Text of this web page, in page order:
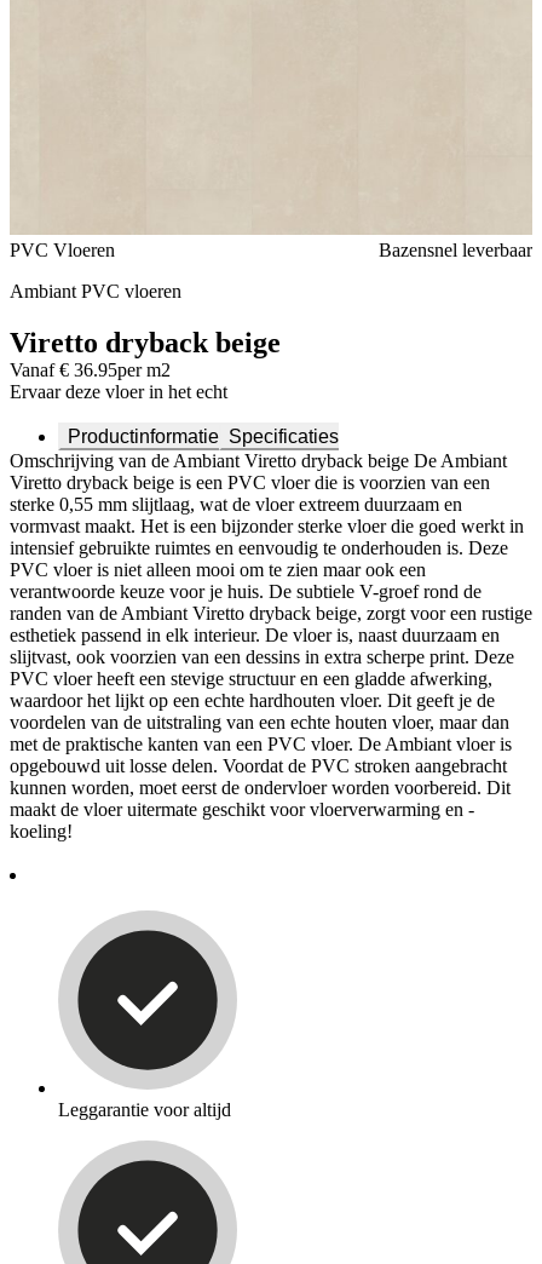
Voeg toe of verwijder Viretto dryback beige uit je favorieten
PVC Vloeren
Bazensnel leverbaar
Ambiant PVC vloeren
Viretto dryback beige
Vanaf € 36.95per m2
Ervaar deze vloer in het echt
Productinformatie Specificaties
Omschrijving van de Ambiant Viretto dryback beige De Ambiant
Viretto dryback beige is een PVC vloer die is voorzien van een
sterke 0,55 mm slijtlaag, wat de vloer extreem duurzaam en
vormvast maakt. Het is een bijzonder sterke vloer die goed werkt in
intensief gebruikte ruimtes en eenvoudig te onderhouden is. Deze
PVC vloer is niet alleen mooi om te zien maar ook een
verantwoorde keuze voor je huis. De subtiele V-groef rond de
randen van de Ambiant Viretto dryback beige, zorgt voor een rustige
esthetiek passend in elk interieur. De vloer is, naast duurzaam en
slijtvast, ook voorzien van een dessins in extra scherpe print. Deze
PVC vloer heeft een stevige structuur en een gladde afwerking,
waardoor het lijkt op een echte hardhouten vloer. Dit geeft je de
voordelen van de uitstraling van een echte houten vloer, maar dan
met de praktische kanten van een PVC vloer. De Ambiant vloer is
opgebouwd uit losse delen. Voordat de PVC stroken aangebracht
kunnen worden, moet eerst de ondervloer worden voorbereid. Dit
maakt de vloer uitermate geschikt voor vloerverwarming en -
koeling!
Leggarantie voor altijd